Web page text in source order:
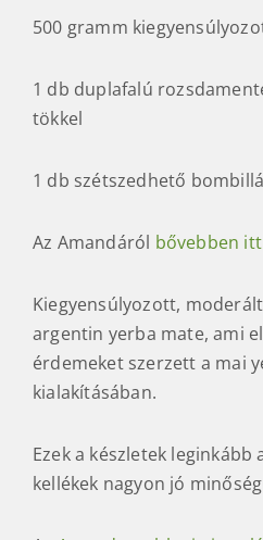
500 gramm
1 db duplafalú
tökkel
1 db szétszedhető
Az Amandáról bővebben itt
Kiegyensúlyozott,
argentin yerba mate, ami
érdemeket szerzett a mai
kialakításában.
Ezek a készletek
kellékek nagyon jó